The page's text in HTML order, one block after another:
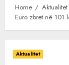
Home
Aktualitet
Euro zbret në 101
Aktualitet